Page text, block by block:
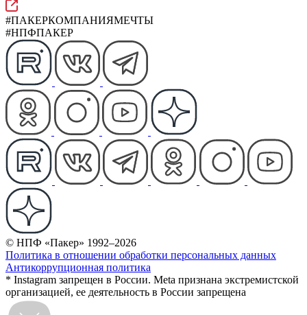
#ПАКЕРКОМПАНИЯМЕЧТЫ
#НПФПАКЕР
© НПФ «Пакер» 1992–2026
Политика в отношении обработки персональных данных
Антикоррупционная политика
* Instagram запрещен в России. Meta признана экстремистской
организацией, ее деятельность в России запрещена